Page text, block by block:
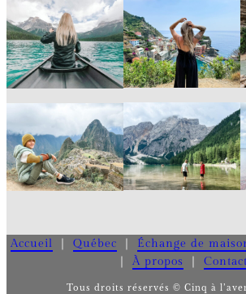
Accueil Québec Échange de
À propos Contact
Tous droits réservés © Cinq à